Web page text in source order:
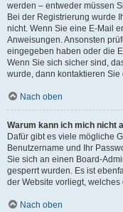
werden – entweder müssen
Bei der Registrierung wurde
nicht. Wenn Sie eine E-Mail
Anweisungen. Ansonsten
eingegeben haben oder die
Wenn Sie sich sicher sind,
wurde, dann kontaktieren Sie
Nach oben
Warum kann ich mich nicht
Dafür gibt es viele mögliche
Benutzername und Ihr
Sie sich an einen Board-
gesperrt wurden. Es ist
der Website vorliegt,
Nach oben